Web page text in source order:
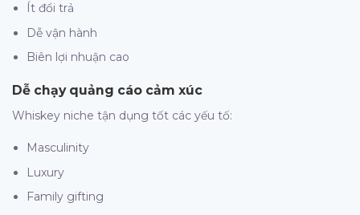
Ít đổi trả
Dễ vận hành
Biên lợi nhuận cao
Dễ chạy quảng cáo cảm xúc
Whiskey niche tận dụng tốt các yếu tố:
Masculinity
Luxury
Family gifting